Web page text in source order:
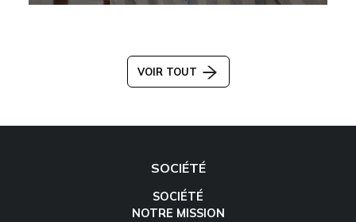
VOIR TOUT
SOCIÉTÉ
SOCIÉTÉ
NOTRE MISSION